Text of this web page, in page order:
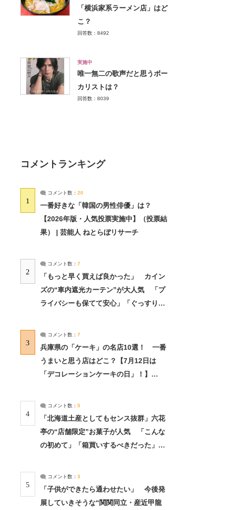
「横浜家系ラーメン店」はど
こ？
回答数：8492
実施中
唯一無二の歌声だと思うボー
カリストは？
回答数：8039
コメントランキング
1
コメント数： 20
一番好きな「韓国の男性俳優」は？
【2026年版・人気投票実施中】（投票結
果） | 芸能人 ねとらぼリサーチ
2
コメント数： 7
「もっと早く買えば良かった」 カイン
ズの“車内遮光カーテン”が大人気 「プ
ライバシーも保てて安心」「ぐっすり眠
3
コメント数： 7
兵庫県の「ケーキ」の名店10選！ 一番
うまいと思う店はどこ？【7月12日は
「デコレーションケーキの日」！】
4
コメント数： 5
「北海道土産としてもセンス抜群」六花
亭の“店舗限定”お菓子が人気 「こんな
の初めて」「箱買いするべきだった」
5
コメント数： 3
「子供ができたら通わせたい」 今後発
展していきそうな“関関同立・産近甲龍